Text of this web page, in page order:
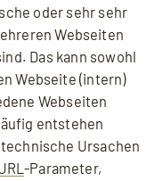
oder sehr sehr
Webseiten
Das kann sowohl
Webseite (intern)
Webseiten
entstehen
Ursachen
-Parameter,